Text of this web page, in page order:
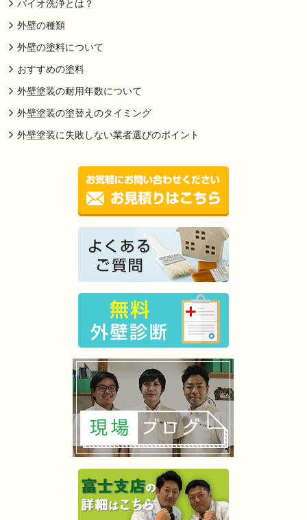
バイオ洗浄とは？
外壁の種類
外壁の塗料について
おすすめの塗料
外壁塗装の耐用年数について
外壁塗装の塗替えのタイミング
外壁塗装に失敗しない業者選びのポイント